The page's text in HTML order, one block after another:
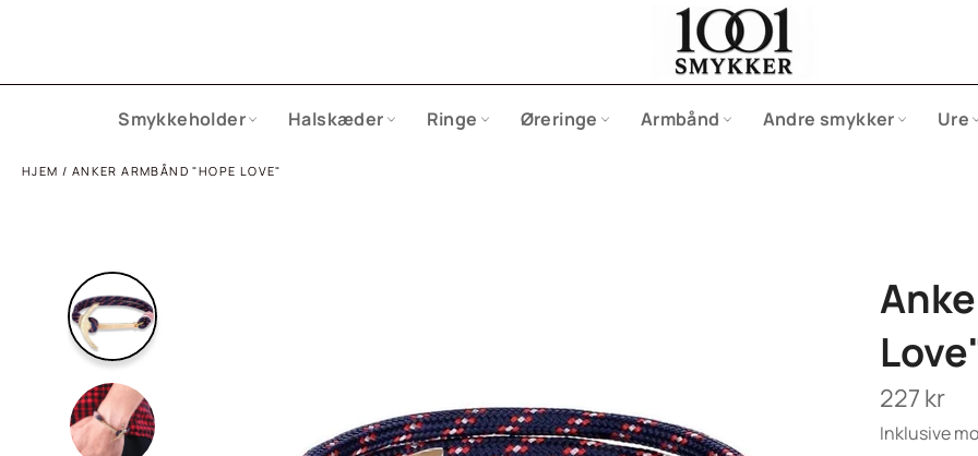
Smykkeholder Halskæder Ringe Øreringe Armbånd Andre smykker Ure
HJEM / ANKER ARMBÅND "HOPE LOVE"
Normalpris
227 kr
Inklusive